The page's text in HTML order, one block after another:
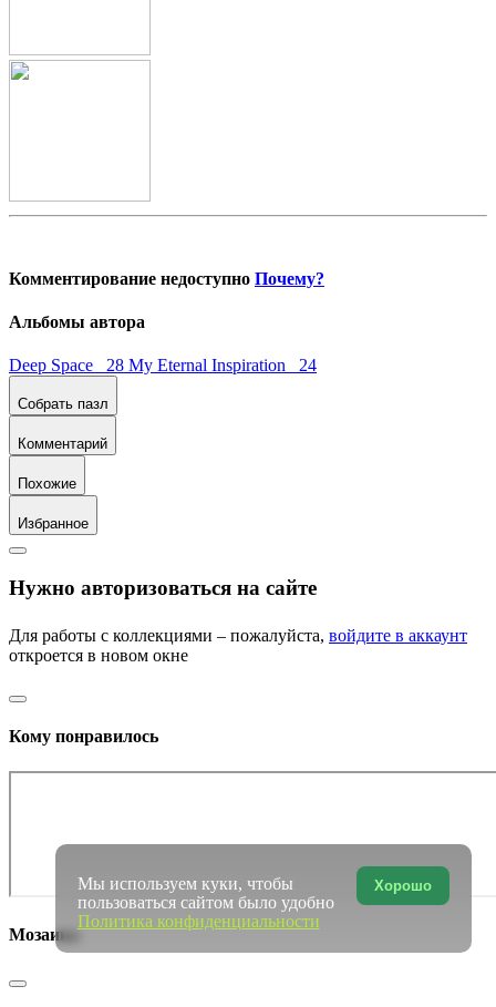
Комментирование недоступно Почему?
Альбомы автора
Deep Space 28 My Eternal Inspiration 24
Собрать пазл
Комментарий
Похожие
Избранное
Нужно авторизоваться на сайте
Для работы с коллекциями – пожалуйста, войдите в аккаунт
откроется в новом окне
Кому понравилось
Мозаика
Хорошо
Мы используем куки, чтобы
пользоваться сайтом было удобно
Политика конфиденциальности